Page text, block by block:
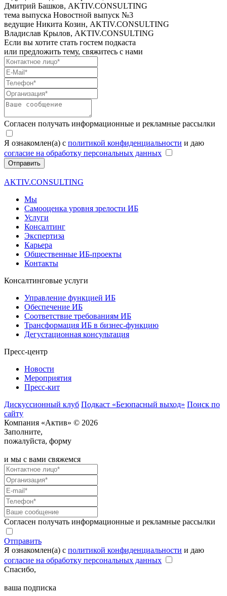
Дмитрий Башков, AKTIV.CONSULTING
тема выпуска Новостной выпуск №3
ведущие Никита Козин, AKTIV.CONSULTING
Владислав Крылов, AKTIV.CONSULTING
Если вы хотите стать гостем подкаста
или предложить тему, свяжитесь с нами
Согласен получать информационные и рекламные рассылки
Я ознакомлен(а) с политикой конфиденциальности и даю
согласие на обработку персональных данных
Отправить
AKTIV.CONSULTING
Мы
Самооценка уровня зрелости ИБ
Услуги
Консалтинг
Экспертиза
Карьера
Общественные ИБ-проекты
Контакты
Консалтинговые услуги
Управление функцией ИБ
Обеспечение ИБ
Соответствие требованиям ИБ
Трансформация ИБ в бизнес-функцию
Дегустационная консультация
Пресс-центр
Новости
Мероприятия
Пресс-кит
Дискуссионный клуб Подкаст «Безопасный выход» Поиск по
сайту
Компания «Актив» © 2026
Заполните,
пожалуйста, форму
и мы с вами свяжемся
Согласен получать информационные и рекламные рассылки
Отправить
Я ознакомлен(а) с политикой конфиденциальности и даю
согласие на обработку персональных данных
Спасибо,
ваша подписка